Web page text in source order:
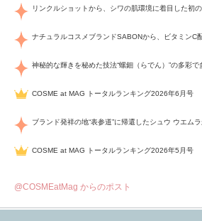
COSME at MAG トータルランキング2026年6月号
COSME at MAG トータルランキング2026年5月号
@COSMEatMag からのポスト